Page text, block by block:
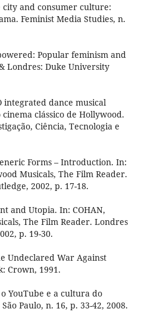
city and consumer culture:
Feminist Media Studies, n.
Popular feminism and
Londres: Duke University
integrated dance musical
clássico de Hollywood.
Ciência, Tecnologia e
Forms – Introduction. In:
Musicals, The Film Reader.
2002, p. 17-18.
and Utopia. In: COHAN,
The Film Reader. Londres
p. 19-30.
Undeclared War Against
Crown, 1991.
YouTube e a cultura do
Paulo, n. 16, p. 33-42, 2008.